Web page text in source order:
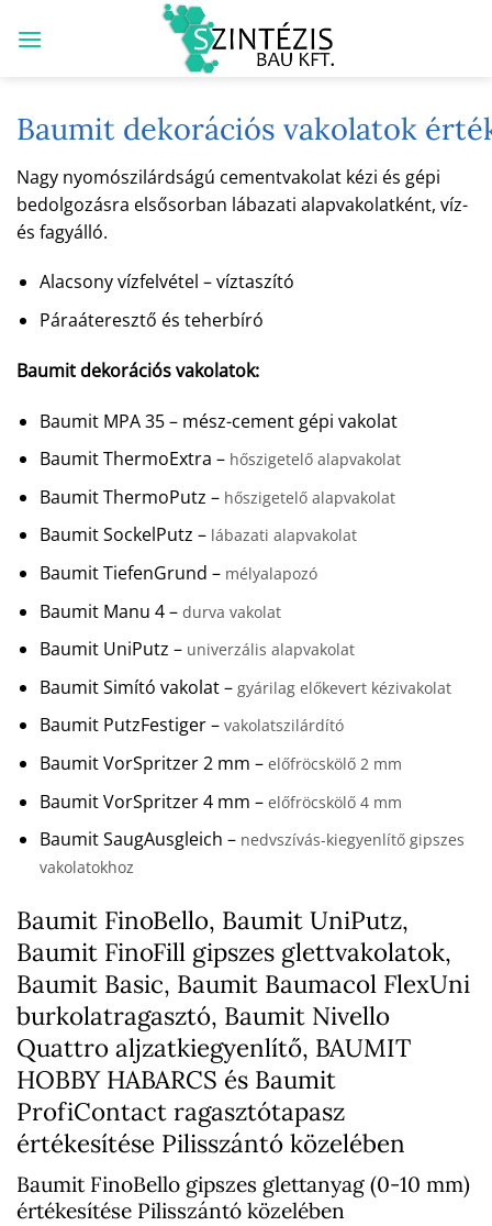
Baumit dekorációs vakolatok
Nagy nyomószilárdságú cementvakolat kézi és gépi
bedolgozásra elsősorban lábazati alapvakolatként, víz-
és fagyálló.
Alacsony vízfelvétel – víztaszító
Páraáteresztő és teherbíró
Baumit dekorációs vakolatok:
Baumit MPA 35 – mész-cement gépi vakolat
Baumit ThermoExtra – hőszigetelő alapvakolat
Baumit ThermoPutz – hőszigetelő alapvakolat
Baumit SockelPutz – lábazati alapvakolat
Baumit TiefenGrund – mélyalapozó
Baumit Manu 4 – durva vakolat
Baumit UniPutz – univerzális alapvakolat
Baumit Simító vakolat – gyárilag előkevert kézivakolat
Baumit PutzFestiger – vakolatszilárdító
Baumit VorSpritzer 2 mm – előfröcskölő 2 mm
Baumit VorSpritzer 4 mm – előfröcskölő 4 mm
Baumit SaugAusgleich – nedvszívás-kiegyenlítő gipszes
vakolatokhoz
Baumit FinoBello, Baumit UniPutz,
Baumit FinoFill gipszes glettvakolatok,
Baumit Basic, Baumit Baumacol FlexUni
burkolatragasztó, Baumit Nivello
Quattro aljzatkiegyenlítő, BAUMIT
HOBBY HABARCS és Baumit
ProfiContact ragasztótapasz
értékesítése Pilisszántó közelében
Baumit FinoBello gipszes glettanyag (0-10 mm)
értékesítése Pilisszántó közelében